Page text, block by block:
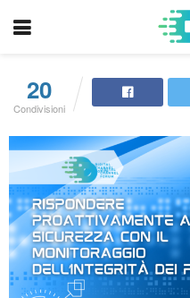
20
Condivisioni